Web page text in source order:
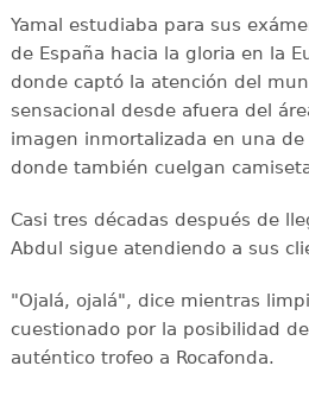
Yamal estudiaba para sus
de España hacia la gloria en la
donde captó la atención del
sensacional desde afuera del
imagen inmortalizada en una
donde también cuelgan
Casi tres décadas después de
Abdul sigue atendiendo a sus
"Ojalá, ojalá", dice mientras
cuestionado por la posibilidad
auténtico trofeo a Rocafonda.